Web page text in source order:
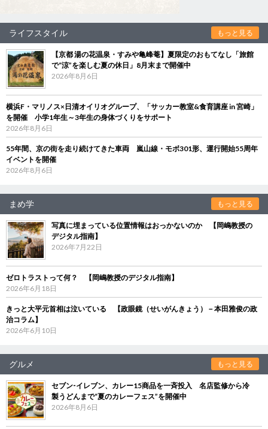
ライフスタイル もっと見る
【京都 湯の花温泉・すみや亀峰菴】夏限定のおもてなし「旅館
で“涼”を楽しむ夏の休日」8月末まで開催中
2026年8月6日
横浜F・マリノス×日清オイリオグループ、「サッカー教室&食育講座 in 宮崎」
を開催 小学1年生～3年生の身体づくりをサポート
2026年8月6日
55年間、京の街を走り続けてきた車両 嵐山線・モボ301形、運行開始55周年
イベントを開催
2026年8月6日
まめ学 もっと見る
写真に埋まっている位置情報はおっかないのか 【岡嶋教授の
デジタル指南】
2026年7月22日
ゼロトラストって何？ 【岡嶋教授のデジタル指南】
2026年6月18日
きっと大平元首相は泣いている 【政眼鏡（せいがんきょう）－本田雅俊の政
治コラム】
2026年6月10日
グルメ もっと見る
セブン‐イレブン、カレー15商品を一斉投入 名店監修から冷
製うどんまで“夏のカレーフェス”を開催中
2026年8月6日